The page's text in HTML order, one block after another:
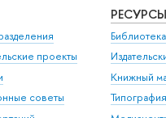
проекты
советы
РЕСУРСЫ
Библиотека
Книжный
Типография